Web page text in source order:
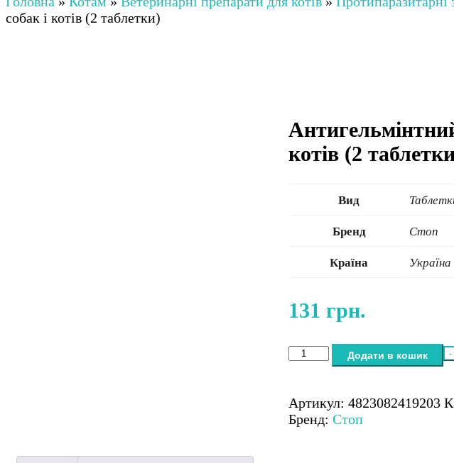
собак і котів (2 таблетки)
котів (2
Вид
Бренд Стоп
Країна Україна
131грн.
-
Антигельмінтний
препарат
«Моксістоп
Міні»
Додати в кошик
Артикул:4823082419203
Бренд:Стоп